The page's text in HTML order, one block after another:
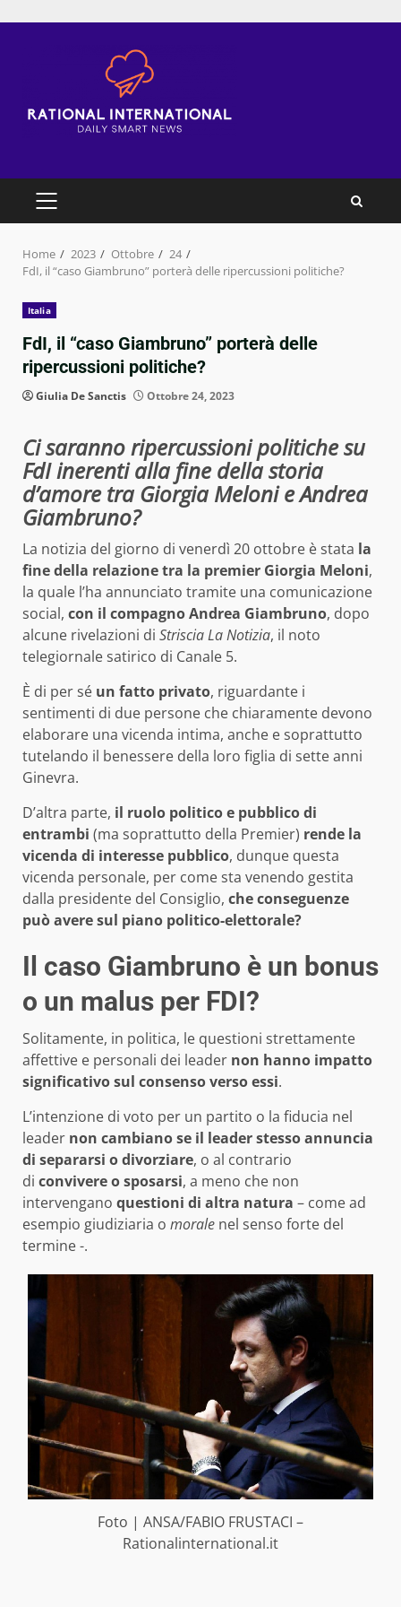
PRIMARY
Home 2023 Ottobre
24
FdI, il “caso Giambruno” porterà delle ripercussioni politiche?
Italia
FdI, il “caso Giambruno” porterà delle
ripercussioni politiche?
Giulia De Sanctis Ottobre 24, 2023
Ci saranno ripercussioni politiche su
FdI inerenti alla fine della storia
d’amore tra Giorgia Meloni e Andrea
Giambruno?
La notizia del giorno di venerdì 20 ottobre è stata la
fine della relazione tra la premier Giorgia Meloni,
la quale l’ha annunciato tramite una comunicazione
social, con il compagno Andrea Giambruno, dopo
alcune rivelazioni di Striscia La Notizia, il noto
telegiornale satirico di Canale 5.
È di per sé un fatto privato, riguardante i
sentimenti di due persone che chiaramente devono
elaborare una vicenda intima, anche e soprattutto
tutelando il benessere della loro figlia di sette anni
Ginevra.
D’altra parte, il ruolo politico e pubblico di
entrambi (ma soprattutto della Premier) rende la
vicenda di interesse pubblico, dunque questa
vicenda personale, per come sta venendo gestita
dalla presidente del Consiglio, che conseguenze
può avere sul piano politico-elettorale?
Il caso Giambruno è un bonus
o un malus per FDI?
Solitamente, in politica, le questioni strettamente
affettive e personali dei leader non hanno impatto
significativo sul consenso verso essi.
L’intenzione di voto per un partito o la fiducia nel
leader non cambiano se il leader stesso annuncia
di separarsi o divorziare, o al contrario
di convivere o sposarsi, a meno che non
intervengano questioni di altra natura – come ad
esempio giudiziaria o morale nel senso forte del
termine -.
Foto | ANSA/FABIO FRUSTACI –
Rationalinternational.it